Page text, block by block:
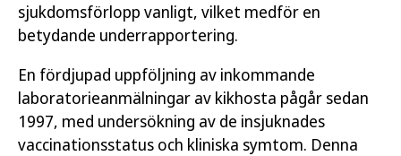
sjukdomsförlopp vanligt, vilket medför en
betydande underrapportering.
En fördjupad uppföljning av inkommande
laboratorieanmälningar av kikhosta pågår sedan
1997, med undersökning av de insjuknades
vaccinationsstatus och kliniska symtom. Denna